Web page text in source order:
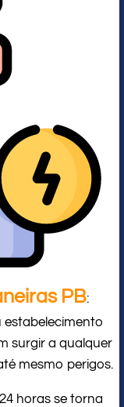
PB:
estabelecimento
surgir a qualquer
mesmo perigos.
horas se torna